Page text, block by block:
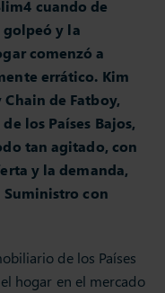
cuando de
y la
comenzó a
errático. Kim
de Fatboy,
los Países Bajos,
tan agitado, con
y la demanda,
con
de los Países
hogar en el mercado